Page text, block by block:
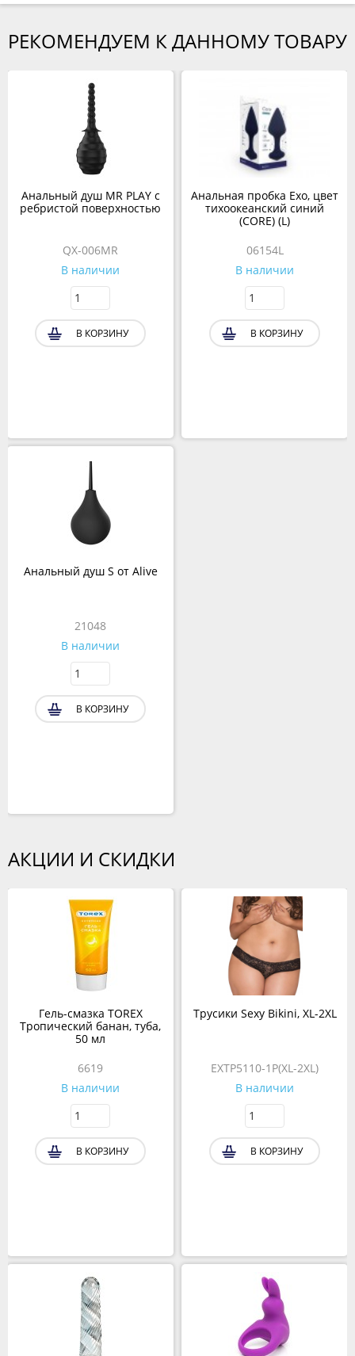
РЕКОМЕНДУЕМ К ДАННОМУ ТОВАРУ
Анальный душ MR PLAY с
ребристой поверхностью
QX-006MR
В наличии
В КОРЗИНУ
Анальный душ S от Alive
21048
В наличии
В КОРЗИНУ
Анальная пробка Exo, цвет
тихоокеанский синий
(CORE) (L)
06154L
В наличии
В КОРЗИНУ
АКЦИИ И СКИДКИ
Гель-смазка TOREX
Тропический банан, туба,
50 мл
6619
В наличии
В КОРЗИНУ
Трусики Sexy Bikini, XL-2XL
EXTP5110-1P(XL-2XL)
В наличии
В КОРЗИНУ